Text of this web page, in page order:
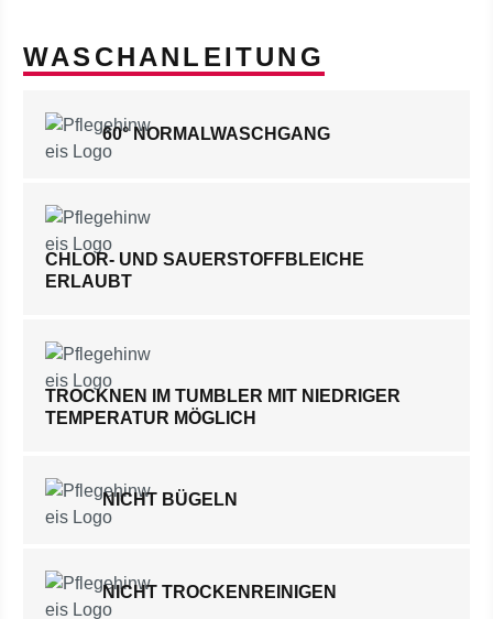
WASCHANLEITUNG
60° NORMALWASCHGANG
CHLOR- UND SAUERSTOFFBLEICHE
ERLAUBT
TROCKNEN IM TUMBLER MIT NIEDRIGER
TEMPERATUR MÖGLICH
NICHT BÜGELN
NICHT TROCKENREINIGEN